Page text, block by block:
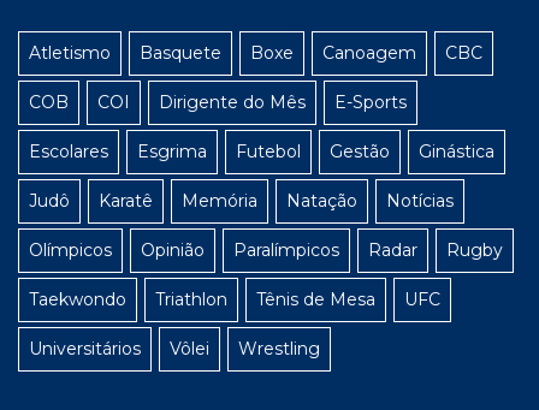
Atletismo Basquete Boxe Canoagem CBC
COB COI Dirigente do Mês E-Sports
Escolares Esgrima Futebol Gestão Ginástica
Judô Karatê Memória Natação Notícias
Olímpicos Opinião Paralímpicos Radar Rugby
Taekwondo Triathlon Tênis de Mesa UFC
Universitários Vôlei Wrestling